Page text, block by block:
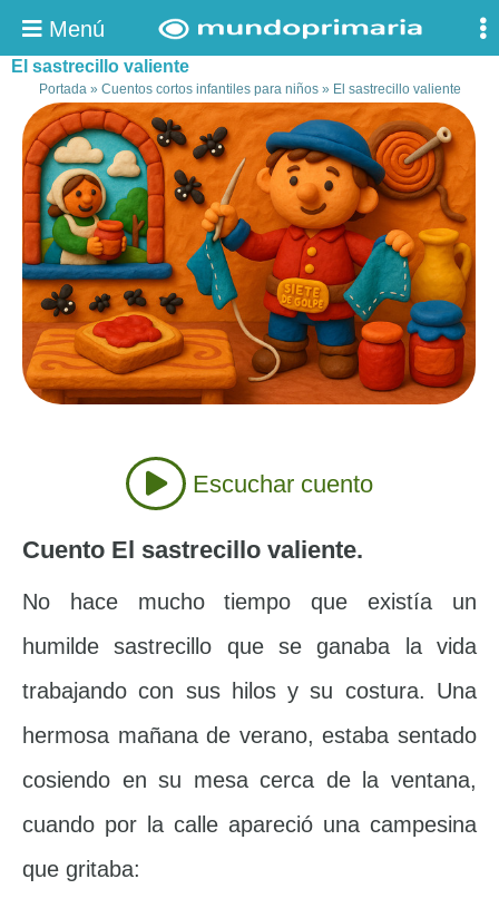
Menú
El sastrecillo valiente
Portada» Cuentos cortos infantiles para niños» El sastrecillo valiente
Escuchar cuento
Cuento El sastrecillo valiente.
No hace mucho tiempo que existía un
humilde sastrecillo que se ganaba la vida
trabajando con sus hilos y su costura. Una
hermosa mañana de verano, estaba sentado
cosiendo en su mesa cerca de la ventana,
cuando por la calle apareció una campesina
que gritaba: